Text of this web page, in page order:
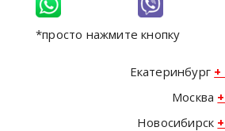
*просто нажмите кнопку
Екатеринбург +
Москва
Новосибирск